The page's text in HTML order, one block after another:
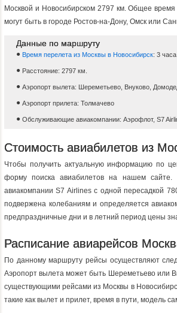
Москвой и Новосибирском 2797 км. Общее
могут быть в городе Ростов-на-Дону, Омск или
Данные по маршруту
Время перелета из Москвы в Новосибирск: 3 часа
Расстояние: 2797 км.
Аэропорт вылета: Шереметьево, Внуково,
Аэропорт прилета: Толмачево
Обслуживающие авиакомпании: Аэрофлот, S7
Стоимость авиабилетов из
Чтобы получить актуальную информацию по
форму поиска авиабилетов на нашем
авиакомпании S7 Airlines с одной пересадкой
подвержена колебаниям и определяется
предпраздничные дни и в летний период цены
Расписание авиарейсов
По данному маршруту рейсы осуществляют
Аэропорт вылета может быть Шереметьево или
существующими рейсами из Москвы в
такие как вылет и прилет, время в пути, модель